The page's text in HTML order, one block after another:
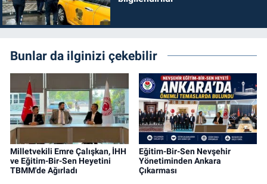
Bunlar da ilginizi çekebilir
Milletvekili Emre Çalışkan, İHH
ve Eğitim-Bir-Sen Heyetini
TBMM'de Ağırladı
Eğitim-Bir-Sen Nevşehir
Yönetiminden Ankara
Çıkarması